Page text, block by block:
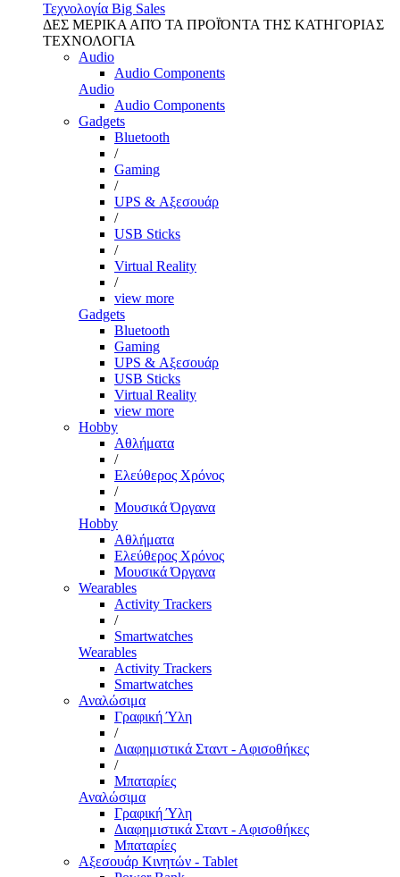
Τεχνολογία Big Sales
ΔΕΣ ΜΕΡΙΚΑ ΑΠΌ ΤΑ ΠΡΟΪΌΝΤΑ ΤΗΣ ΚΑΤΗΓΟΡΙΑΣ
ΤΕΧΝΟΛΟΓΙΑ
Audio
Audio Components
Audio
Audio Components
Gadgets
Bluetooth
/
Gaming
/
UPS & Αξεσουάρ
/
USB Sticks
/
Virtual Reality
/
view more
Gadgets
Bluetooth
Gaming
UPS & Αξεσουάρ
USB Sticks
Virtual Reality
view more
Hobby
Αθλήματα
/
Ελεύθερος Χρόνος
/
Μουσικά Όργανα
Hobby
Αθλήματα
Ελεύθερος Χρόνος
Μουσικά Όργανα
Wearables
Activity Trackers
/
Smartwatches
Wearables
Activity Trackers
Smartwatches
Αναλώσιμα
Γραφική Ύλη
/
Διαφημιστικά Σταντ - Αφισοθήκες
/
Μπαταρίες
Αναλώσιμα
Γραφική Ύλη
Διαφημιστικά Σταντ - Αφισοθήκες
Μπαταρίες
Αξεσουάρ Κινητών - Tablet